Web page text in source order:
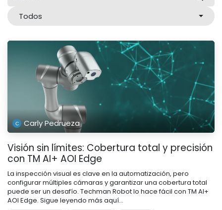
Todos
Carly Pedrueza
Visión sin límites: Cobertura total y precisión
con TM AI+ AOI Edge
La inspección visual es clave en la automatización, pero
configurar múltiples cámaras y garantizar una cobertura total
puede ser un desafío. Techman Robot lo hace fácil con TM AI+
AOI Edge. Sigue leyendo más aquí...